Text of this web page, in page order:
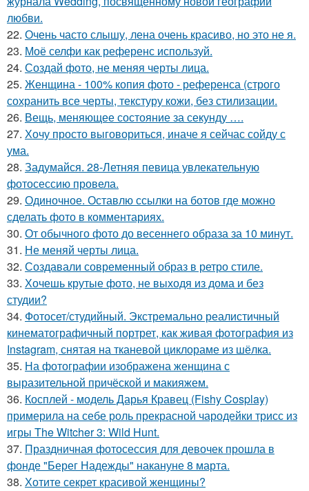
любви.
22. Очень часто слышу, лена очень красиво, но это не я.
23. Моё селфи как референс используй.
24. Создай фото, не меняя черты лица.
25. Женщина - 100% копия фото - референса (строго
сохранить все черты, текстуру кожи, без стилизации.
26. Вещь, меняющее состояние за секунду ….
27. Хочу просто выговориться, иначе я сейчас сойду с
ума.
28. Задумайся. 28-Летняя певица увлекательную
фотосессию провела.
29. Одиночное. Оставлю ссылки на ботов где можно
сделать фото в комментариях.
30. От обычного фото до весеннего образа за 10 минут.
31. Не меняй черты лица.
32. Создавали современный образ в ретро стиле.
33. Хочешь крутые фото, не выходя из дома и без
студии?
34. Фотосет/студийный. Экстремально реалистичный
кинематографичный портрет, как живая фотография из
Instagram, снятая на тканевой циклораме из шёлка.
35. На фотографии изображена женщина с
выразительной причёской и макияжем.
36. Косплей - модель Дарья Кравец (Fishy Cosplay)
примерила на себе роль прекрасной чародейки трисс из
игры The Witcher 3: Wild Hunt.
37. Праздничная фотосессия для девочек прошла в
фонде "Берег Надежды" накануне 8 марта.
38. Хотите секрет красивой женщины?